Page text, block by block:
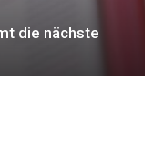
die nächste